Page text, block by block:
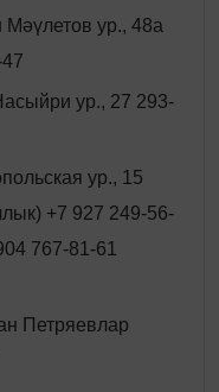
Мәүлетов ур., 48а
ур., 27 293-
ур., 15
+7 927 249-56-
767-81-61
Петряевлар